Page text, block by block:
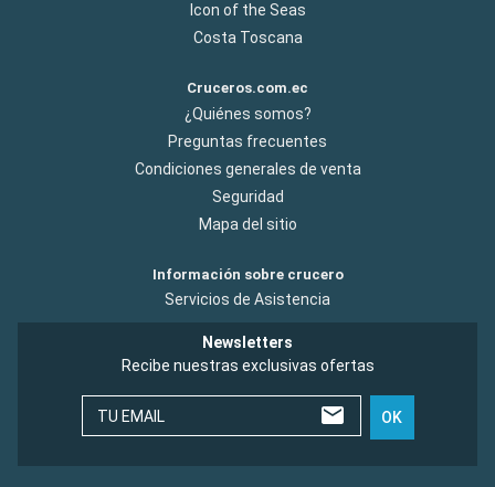
Icon of the Seas
Costa Toscana
Cruceros.com.ec
¿Quiénes somos?
Preguntas frecuentes
Condiciones generales de venta
Seguridad
Mapa del sitio
Información sobre crucero
Servicios de Asistencia
Newsletters
Recibe nuestras exclusivas ofertas
TU EMAIL OK